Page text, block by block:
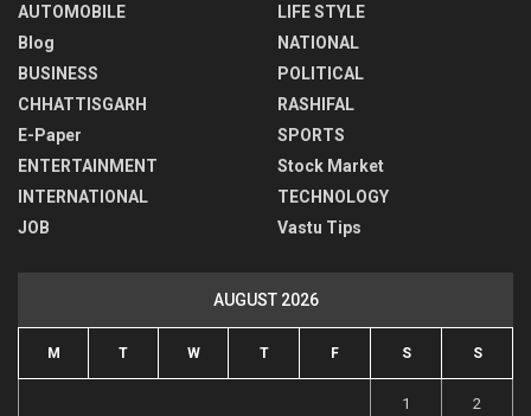
AUTOMOBILE
Blog
BUSINESS
CHHATTISGARH
E-Paper
ENTERTAINMENT
INTERNATIONAL
JOB
LIFE STYLE
NATIONAL
POLITICAL
RASHIFAL
SPORTS
Stock Market
TECHNOLOGY
Vastu Tips
AUGUST 2026
M T W T F S S
1 2